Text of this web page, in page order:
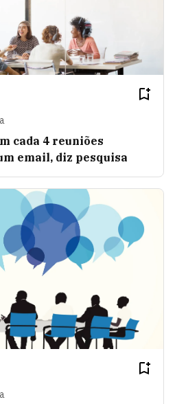
cada 4 reuniões
email, diz pesquisa